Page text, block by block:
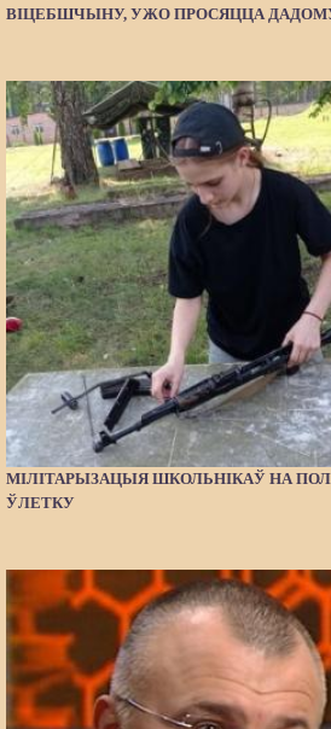
ВІЦЕБШЧЫНУ, УЖО ПРОСЯЦЦА
МІЛІТАРЫЗАЦЫЯ ШКОЛЬНІКАЎ НА
ЎЛЕТКУ